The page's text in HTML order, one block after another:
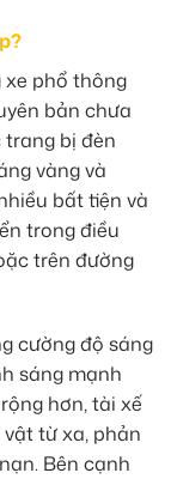
xe phổ thông
bản chưa
trang bị đèn
vàng và
bất tiện và
trong điều
trên đường
cường độ sáng
sáng mạnh
hơn, tài xế
từ xa, phản
Bên cạnh